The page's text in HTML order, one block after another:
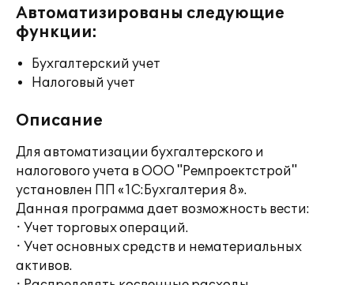
Автоматизированы следующие
функции:
Бухгалтерский учет
Налоговый учет
Описание
Для автоматизации бухгалтерского и
налогового учета в ООО "Ремпроектстрой"
установлен ПП «1С:Бухгалтерия 8».
Данная программа дает возможность вести:
· Учет торговых операций.
· Учет основных средств и нематериальных
активов.